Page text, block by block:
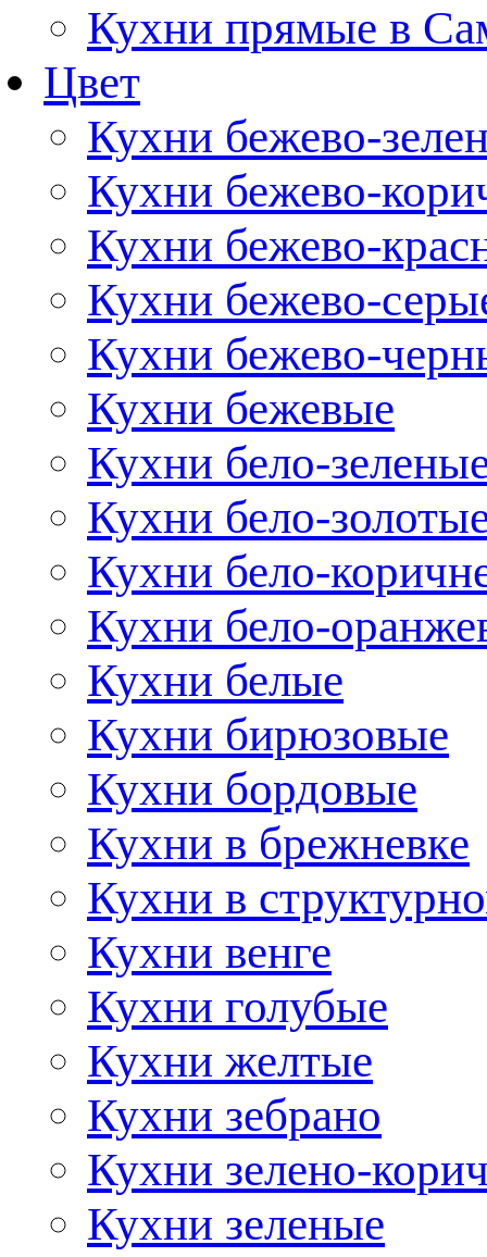
Кухни прямые в
Цвет
Кухни бежево-
Кухни бежево-
Кухни бежево-
Кухни бежево-
Кухни бежево-
Кухни бежевые
Кухни бело-
Кухни бело-
Кухни бело-
Кухни бело-
Кухни белые
Кухни бирюзовые
Кухни бордовые
Кухни в брежневке
Кухни в
Кухни венге
Кухни голубые
Кухни желтые
Кухни зебрано
Кухни зелено-
Кухни зеленые